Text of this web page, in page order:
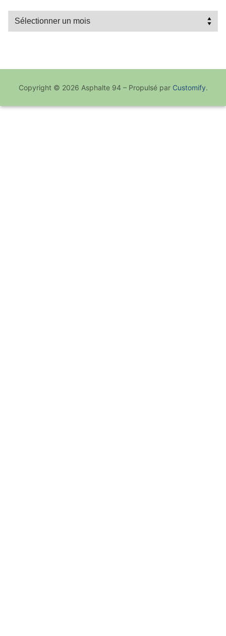
Recherche
Copyright © 2026 Asphalte 94 – Propulsé par Customify.